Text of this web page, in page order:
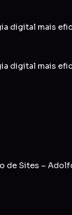
digital mais
digital mais
de Sites –